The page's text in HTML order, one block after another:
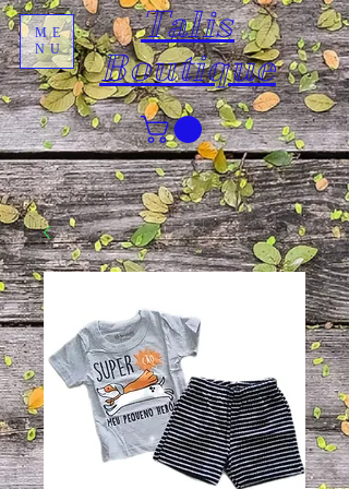
Talis
Boutique
ME
NU